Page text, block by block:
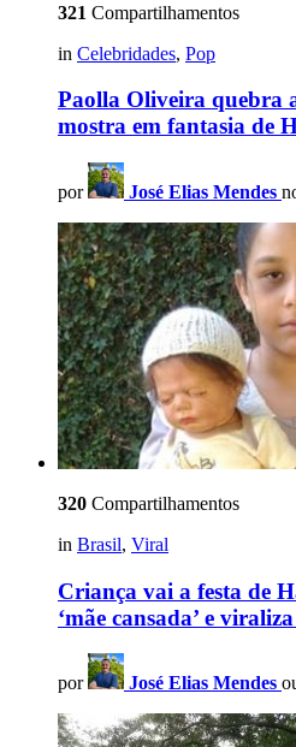
321 Compartilhamentos
in Celebridades, Pop
Paolla Oliveira quebra
mostra em fantasia de
por José Elias Mendes
320 Compartilhamentos
in Brasil, Viral
Criança vai a festa de
‘mãe cansada’ e
por José Elias Mendes